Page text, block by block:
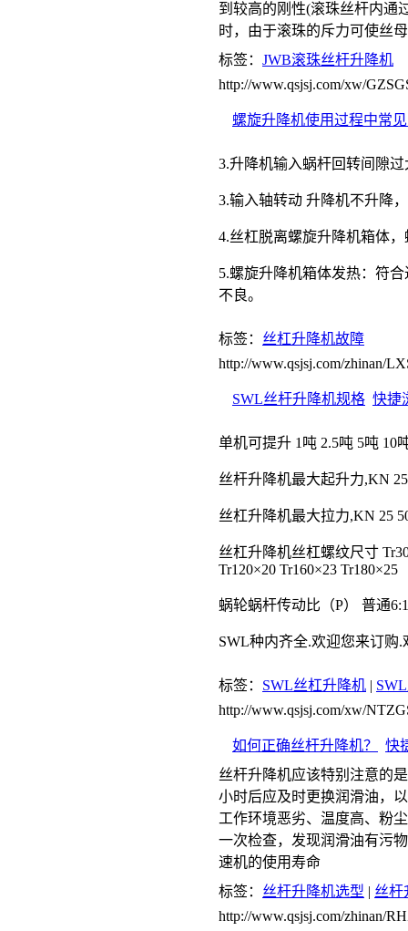
到较高的刚性(滚珠丝杆内通
时，由于滚珠的斥力可使丝
标签： JWB滚珠丝杆升降机
http://www.qsjsj.com/xw/
螺旋升降机使用过程中常
3.升降机输入蜗杆回转间隙
3.输入轴转动 升降机不升降
4.丝杠脱离螺旋升降机箱体
5.螺旋升降机箱体发热：符
不良。
标签： 丝杠升降机故障
http://www.qsjsj.com/zhinan/
SWL丝杆升降机规格 快捷
单机可提升 1吨 2.5吨 5吨 10
丝杆升降机最大起升力,KN 25
丝杠升降机最大拉力,KN 25
丝杠升降机丝杠螺纹尺寸
Tr120×20 Tr160×23 Tr180×25
蜗轮蜗杆传动比（P） 普通6:1
SWL种内齐全.欢迎您来订购
标签： SWL丝杠升降机 |
http://www.qsjsj.com/xw/
如何正确丝杆升降机？
快
丝杆升降机应该特别注意的
小时后应及时更换润滑油，
工作环境恶劣、温度高、粉
一次检查，发现润滑油有污
速机的使用寿命
标签： 丝杆升降机选型 | 丝杆
http://www.qsjsj.com/zhinan/